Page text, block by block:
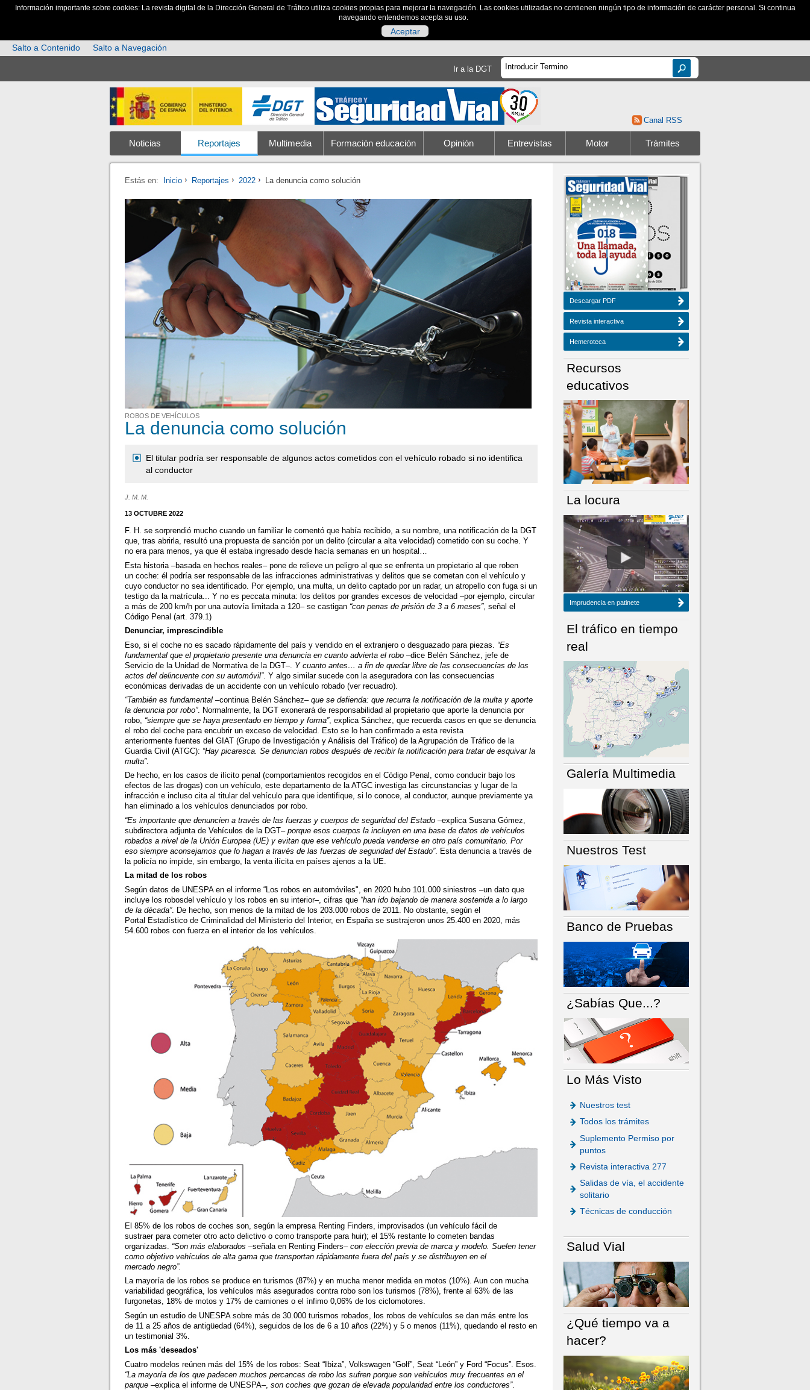
Información importante sobre cookies: La revista digital de la Dirección General de Tráfico utiliza cookies propias para mejorar la navegación. Las cookies utilizadas no contienen ningún tipo de información de carácter personal. Si continua
navegando entendemos acepta su uso.
Aceptar
Salto a Contenido
Salto a Navegación
Ir a la DGT
Canal RSS
Noticias Reportajes Multimedia Formación educación Opinión Entrevistas Motor Trámites
Estás en: Inicio Reportajes 2022 La denuncia como solución
ROBOS DE VEHÍCULOS
La denuncia como solución
El titular podría ser responsable de algunos actos cometidos con el vehículo robado si no identifica
al conductor
J. M. M.
13 OCTUBRE 2022
F. H. se sorprendió mucho cuando un familiar le comentó que había recibido, a su nombre, una notificación de la DGT
que, tras abrirla, resultó una propuesta de sanción por un delito (circular a alta velocidad) cometido con su coche. Y
no era para menos, ya que él estaba ingresado desde hacía semanas en un hospital…
Esta historia –basada en hechos reales– pone de relieve un peligro al que se enfrenta un propietario al que roben
un coche: él podría ser responsable de las infracciones administrativas y delitos que se cometan con el vehículo y
cuyo conductor no sea identificado. Por ejemplo, una multa, un delito captado por un radar, un atropello con fuga si un
testigo da la matrícula... Y no es peccata minuta: los delitos por grandes excesos de velocidad –por ejemplo, circular
a más de 200 km/h por una autovía limitada a 120– se castigan “con penas de prisión de 3 a 6 meses”, señal el
Código Penal (art. 379.1)
Denunciar, imprescindible
Eso, si el coche no es sacado rápidamente del país y vendido en el extranjero o desguazado para piezas. “Es
fundamental que el propietario presente una denuncia en cuanto advierta el robo–dice Belén Sánchez, jefe de
Servicio de la Unidad de Normativa de la DGT–. Y cuanto antes… a fin de quedar libre de las consecuencias de los
actos del delincuente con su automóvil”. Y algo similar sucede con la aseguradora con las consecuencias
económicas derivadas de un accidente con un vehículo robado (ver recuadro).
“También es fundamental–continua Belén Sánchez–que se defienda: que recurra la notificación de la multa y aporte
la denuncia por robo”. Normalmente, la DGT exonerará de responsabilidad al propietario que aporte la denuncia por
robo, “siempre que se haya presentado en tiempo y forma”, explica Sánchez, que recuerda casos en que se denuncia
el robo del coche para encubrir un exceso de velocidad. Esto se lo han confirmado a esta revista
anteriormente fuentes del GIAT (Grupo de Investigación y Análisis del Tráfico) de la Agrupación de Tráfico de la
Guardia Civil (ATGC): “Hay picaresca. Se denuncian robos después de recibir la notificación para tratar de esquivar la
multa”.
De hecho, en los casos de ilícito penal (comportamientos recogidos en el Código Penal, como conducir bajo los
efectos de las drogas) con un vehículo, este departamento de la ATGC investiga las circunstancias y lugar de la
infracción e incluso cita al titular del vehículo para que identifique, si lo conoce, al conductor, aunque previamente ya
han eliminado a los vehículos denunciados por robo.
“Es importante que denuncien a través de las fuerzas y cuerpos de seguridad del Estado –explica Susana Gómez,
subdirectora adjunta de Vehículos de la DGT–porque esos cuerpos la incluyen en una base de datos de vehículos
robados a nivel de la Unión Europea (UE) y evitan que ese vehículo pueda venderse en otro país comunitario. Por
eso siempre aconsejamos que lo hagan a través de las fuerzas de seguridad del Estado”. Esta denuncia a través de
la policía no impide, sin embargo, la venta ilícita en países ajenos a la UE.
La mitad de los robos
Según datos de UNESPA en el informe “Los robos en automóviles", en 2020 hubo 101.000 siniestros –un dato que
incluye los robosdel vehículo y los robos en su interior–, cifras que “han ido bajando de manera sostenida a lo largo
de la década”. De hecho, son menos de la mitad de los 203.000 robos de 2011. No obstante, según el
Portal Estadístico de Criminalidad del Ministerio del Interior, en España se sustrajeron unos 25.400 en 2020, más
54.600 robos con fuerza en el interior de los vehículos.
El 85% de los robos de coches son, según la empresa Renting Finders, improvisados (un vehículo fácil de
sustraer para cometer otro acto delictivo o como transporte para huir); el 15% restante lo cometen bandas
organizadas. “Son más elaborados –señala en Renting Finders–con elección previa de marca y modelo. Suelen tener
como objetivo vehículos de alta gama que transportan rápidamente fuera del país y se distribuyen en el
mercado negro”.
La mayoría de los robos se produce en turismos (87%) y en mucha menor medida en motos (10%). Aun con mucha
variabilidad geográfica, los vehículos más asegurados contra robo son los turismos (78%), frente al 63% de las
furgonetas, 18% de motos y 17% de camiones o el ínfimo 0,06% de los ciclomotores.
Según un estudio de UNESPA sobre más de 30.000 turismos robados, los robos de vehículos se dan más entre los
de 11 a 25 años de antigüedad (64%), seguidos de los de 6 a 10 años (22%) y 5 o menos (11%), quedando el resto en
un testimonial 3%.
Los más 'deseados'
Cuatro modelos reúnen más del 15% de los robos: Seat “Ibiza”, Volkswagen “Golf”, Seat “León” y Ford “Focus”. Esos.
“La mayoría de los que padecen muchos percances de robo los sufren porque son vehículos muy frecuentes en el
parque –explica el informe de UNESPA–,son coches que gozan de elevada popularidad entre los conductores”.
NÚMERO ACTUAL HEMEROTECA
Descargar PDF
Revista interactiva
Hemeroteca
Recursos
educativos
La locura
Imprudencia en patinete
El tráfico en tiempo
real
Galería Multimedia
Nuestros Test
Banco de Pruebas
¿Sabías Que...?
Lo Más Visto
Nuestros test
Todos los trámites
Suplemento Permiso por
puntos
Revista interactiva 277
Salidas de vía, el accidente
solitario
Técnicas de conducción
Salud Vial
¿Qué tiempo va a
hacer?